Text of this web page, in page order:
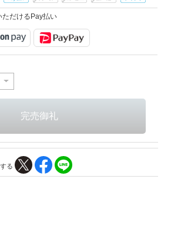
ただけるPay払い
る